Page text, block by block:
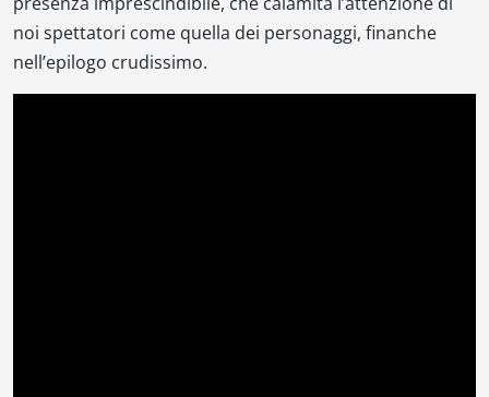
noi spettatori come quella dei personaggi, finanche
nell’epilogo crudissimo.